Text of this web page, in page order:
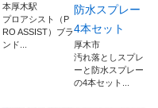
本厚木駅
プロアシスト（P
RO ASSIST）ブラ
ンド...
防水スプレー
4本セット
厚木市
汚れ落としスプレ
ーと防水スプレー
の4本セット...